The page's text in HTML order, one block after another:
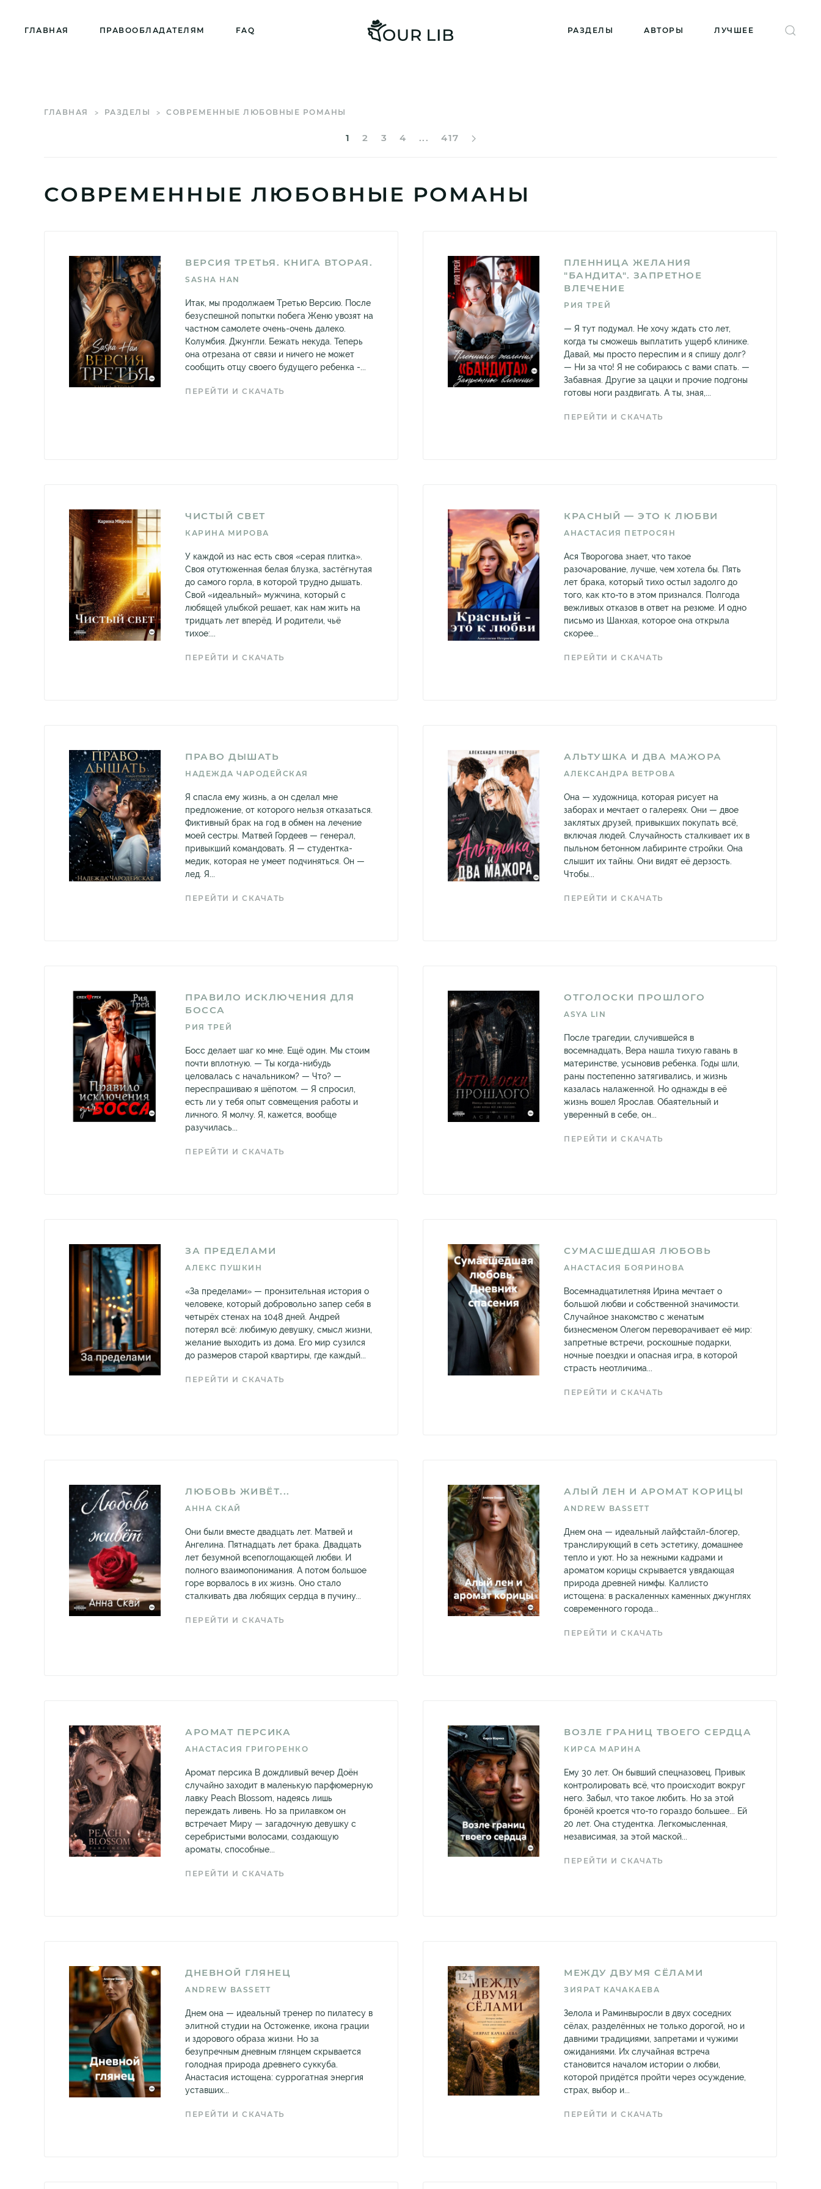
ГЛАВНАЯ ПРАВООБЛАДАТЕЛЯМ FAQ РАЗДЕЛЫ АВТОРЫ ЛУЧШЕЕ
ГЛАВНАЯ РАЗДЕЛЫ СОВРЕМЕННЫЕ ЛЮБОВНЫЕ РОМАНЫ
1 2 3 4 ... 417
СОВРЕМЕННЫЕ ЛЮБОВНЫЕ РОМАНЫ
ВЕРСИЯ ТРЕТЬЯ. КНИГА ВТОРАЯ.
SASHA HAN
Итак, мы продолжаем Третью Версию. После
безуспешной попытки побега Женю увозят на
частном самолете очень-очень далеко.
Колумбия. Джунгли. Бежать некуда. Теперь
она отрезана от связи и ничего не может
сообщить отцу своего будущего ребенка -...
ПЕРЕЙТИ И СКАЧАТЬ
ПЛЕННИЦА ЖЕЛАНИЯ
"БАНДИТА". ЗАПРЕТНОЕ
ВЛЕЧЕНИЕ
РИЯ ТРЕЙ
— Я тут подумал. Не хочу ждать сто лет,
когда ты сможешь выплатить ущерб клинике.
Давай, мы просто переспим и я спишу долг?
— Ни за что! Я не собираюсь с вами спать. —
Забавная. Другие за цацки и прочие подгоны
готовы ноги раздвигать. А ты, зная,...
ПЕРЕЙТИ И СКАЧАТЬ
ЧИСТЫЙ СВЕТ
КАРИНА МИРОВА
У каждой из нас есть своя «серая плитка».
Своя отутюженная белая блузка, застёгнутая
до самого горла, в которой трудно дышать.
Свой «идеальный» мужчина, который с
любящей улыбкой решает, как нам жить на
тридцать лет вперёд. И родители, чьё
тихое:...
ПЕРЕЙТИ И СКАЧАТЬ
КРАСНЫЙ — ЭТО К ЛЮБВИ
АНАСТАСИЯ ПЕТРОСЯН
Ася Творогова знает, что такое
разочарование, лучше, чем хотела бы. Пять
лет брака, который тихо остыл задолго до
того, как кто-то в этом признался. Полгода
вежливых отказов в ответ на резюме. И одно
письмо из Шанхая, которое она открыла
скорее...
ПЕРЕЙТИ И СКАЧАТЬ
ПРАВО ДЫШАТЬ
НАДЕЖДА ЧАРОДЕЙСКАЯ
Я спасла ему жизнь, а он сделал мне
предложение, от которого нельзя отказаться.
Фиктивный брак на год в обмен на лечение
моей сестры. Матвей Гордеев — генерал,
привыкший командовать. Я — студентка-
медик, которая не умеет подчиняться. Он —
лед. Я...
ПЕРЕЙТИ И СКАЧАТЬ
АЛЬТУШКА И ДВА МАЖОРА
АЛЕКСАНДРА ВЕТРОВА
Она — художница, которая рисует на
заборах и мечтает о галереях. Они — двое
заклятых друзей, привыкших покупать всё,
включая людей. Случайность сталкивает их в
пыльном бетонном лабиринте стройки. Она
слышит их тайны. Они видят её дерзость.
Чтобы...
ПЕРЕЙТИ И СКАЧАТЬ
ПРАВИЛО ИСКЛЮЧЕНИЯ ДЛЯ
БОССА
РИЯ ТРЕЙ
Босс делает шаг ко мне. Ещё один. Мы стоим
почти вплотную. — Ты когда-нибудь
целовалась с начальником? — Что? —
переспрашиваю я шёпотом. — Я спросил,
есть ли у тебя опыт совмещения работы и
личного. Я молчу. Я, кажется, вообще
разучилась...
ПЕРЕЙТИ И СКАЧАТЬ
ОТГОЛОСКИ ПРОШЛОГО
ASYA LIN
После трагедии, случившейся в
восемнадцать, Вера нашла тихую гавань в
материнстве, усыновив ребенка. Годы шли,
раны постепенно затягивались, и жизнь
казалась налаженной. Но однажды в её
жизнь вошел Ярослав. Обаятельный и
уверенный в себе, он...
ПЕРЕЙТИ И СКАЧАТЬ
ЗА ПРЕДЕЛАМИ
АЛЕКС ПУШКИН
«За пределами» — пронзительная история о
человеке, который добровольно запер себя в
четырёх стенах на 1048 дней. Андрей
потерял всё: любимую девушку, смысл жизни,
желание выходить из дома. Его мир сузился
до размеров старой квартиры, где каждый...
ПЕРЕЙТИ И СКАЧАТЬ
СУМАСШЕДШАЯ ЛЮБОВЬ
АНАСТАСИЯ БОЯРИНОВА
Восемнадцатилетняя Ирина мечтает о
большой любви и собственной значимости.
Случайное знакомство с женатым
бизнесменом Олегом переворачивает её мир:
запретные встречи, роскошные подарки,
ночные поездки и опасная игра, в которой
страсть неотличима...
ПЕРЕЙТИ И СКАЧАТЬ
ЛЮБОВЬ ЖИВЁТ...
АННА СКАЙ
Они были вместе двадцать лет. Матвей и
Ангелина. Пятнадцать лет брака. Двадцать
лет безумной всепоглощающей любви. И
полного взаимопонимания. А потом большое
горе ворвалось в их жизнь. Оно стало
сталкивать два любящих сердца в пучину...
ПЕРЕЙТИ И СКАЧАТЬ
АЛЫЙ ЛЕН И АРОМАТ КОРИЦЫ
ANDREW BASSETT
Днем она — идеальный лайфстайл-блогер,
транслирующий в сеть эстетику, домашнее
тепло и уют. Но за нежными кадрами и
ароматом корицы скрывается увядающая
природа древней нимфы. Каллисто
истощена: в раскаленных каменных джунглях
современного города...
ПЕРЕЙТИ И СКАЧАТЬ
АРОМАТ ПЕРСИКА
АНАСТАСИЯ ГРИГОРЕНКО
Аромат персика В дождливый вечер Доён
случайно заходит в маленькую парфюмерную
лавку Peach Blossom, надеясь лишь
переждать ливень. Но за прилавком он
встречает Миру — загадочную девушку с
серебристыми волосами, создающую
ароматы, способные...
ПЕРЕЙТИ И СКАЧАТЬ
ВОЗЛЕ ГРАНИЦ ТВОЕГО СЕРДЦА
КИРСА МАРИНА
Ему 30 лет. Он бывший спецназовец. Привык
контролировать всё, что происходит вокруг
него. Забыл, что такое любить. Но за этой
бронёй кроется что-то гораздо большее... Ей
20 лет. Она студентка. Легкомысленная,
независимая, за этой маской...
ПЕРЕЙТИ И СКАЧАТЬ
ДНЕВНОЙ ГЛЯНЕЦ
ANDREW BASSETT
Днем она — идеальный тренер по пилатесу в
элитной студии на Остоженке, икона грации
и здорового образа жизни. Но за
безупречным дневным глянцем скрывается
голодная природа древнего суккуба.
Анастасия истощена: суррогатная энергия
уставших...
ПЕРЕЙТИ И СКАЧАТЬ
МЕЖДУ ДВУМЯ СЁЛАМИ
ЗИЯРАТ КАЧАКАЕВА
Зелола и Раминвыросли в двух соседних
сёлах, разделённых не только дорогой, но и
давними традициями, запретами и чужими
ожиданиями. Их случайная встреча
становится началом истории о любви,
которой придётся пройти через осуждение,
страх, выбор и...
ПЕРЕЙТИ И СКАЧАТЬ